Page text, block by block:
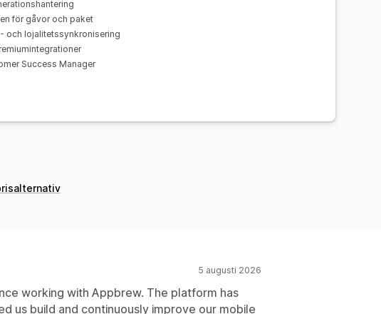
för gåvor och paket
och lojalitetssynkronisering
Success Manager
5 augusti 2026
working with Appbrew. The platform has
us build and continuously improve our mobile